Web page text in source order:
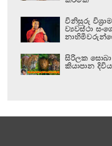
විනිසුරු
ව්‍යවස්ථා
සිරිලක
කියාපාන